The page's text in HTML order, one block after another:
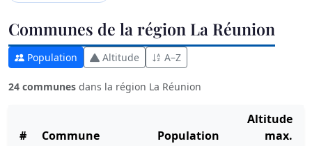
Communes de la région La Réunion
Population Altitude A–Z
24 communes dans la région La Réunion
# Commune Population
Altitude
max.